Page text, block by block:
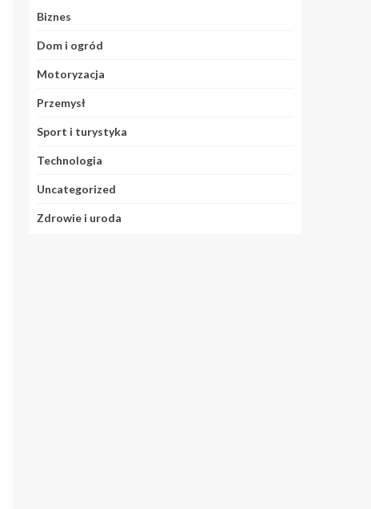
Biznes
Dom i ogród
Motoryzacja
Przemysł
Sport i turystyka
Technologia
Uncategorized
Zdrowie i uroda